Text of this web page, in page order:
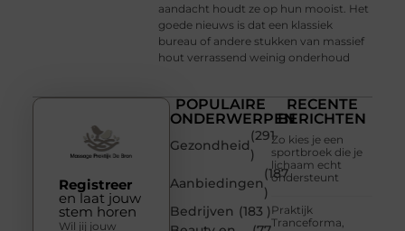
aandacht houdt ze op hun mooist. Het
goede nieuws is dat een klassiek
bureau of andere stukken van massief
hout verrassend weinig onderhoud
POPULAIRE
ONDERWERPEN
Gezondheid
(291
)
Aanbiedingen
(187
)
Bedrijven (183 )
RECENTE
BERICHTEN
Zo kies je een
sportbroek die je
lichaam echt
ondersteunt
Praktijk
Tranceforma,
Registreer
en laat jouw
stem horen
Wil jij jouw